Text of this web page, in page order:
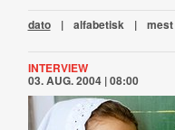
dato | alfabetisk |
INTERVIEW
03. AUG. 2004 | 08:00